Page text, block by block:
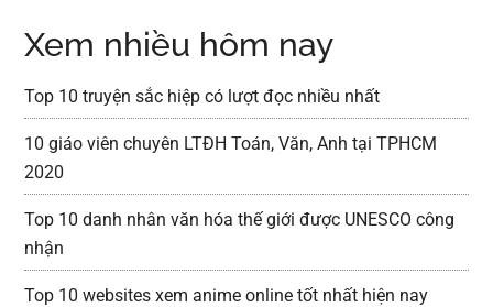
Xem nhiều hôm nay
Top 10 truyện sắc hiệp có lượt đọc nhiều nhất
10 giáo viên chuyên LTĐH Toán, Văn, Anh tại TPHCM
2020
Top 10 danh nhân văn hóa thế giới được UNESCO công
nhận
Top 10 websites xem anime online tốt nhất hiện nay